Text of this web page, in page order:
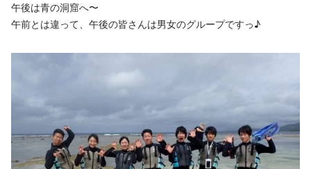
午後は青の洞窟へ〜
午前とは違って、午後の皆さんは男女のグループですっ♪